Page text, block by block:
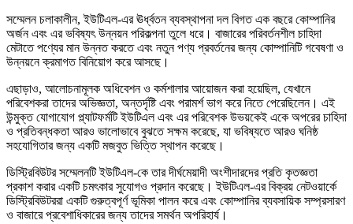
সম্মেলন চলাকালীন, ইউটিএল-এর ঊর্ধ্বতন ব্যবস্থাপনা দল বিগত এক বছরে কোম্পানির
অর্জন এবং এর ভবিষ্যৎ উন্নয়ন পরিকল্পনা তুলে ধরে। বাজারের পরিবর্তনশীল চাহিদা
মেটাতে পণ্যের মান উন্নত করতে এবং নতুন পণ্য প্রবর্তনের জন্য কোম্পানিটি গবেষণা ও
উন্নয়নে ক্রমাগত বিনিয়োগ করে আসছে।
এছাড়াও, আলোচনামূলক অধিবেশন ও কর্মশালার আয়োজন করা হয়েছিল, যেখানে
পরিবেশকরা তাদের অভিজ্ঞতা, অন্তর্দৃষ্টি এবং পরামর্শ ভাগ করে নিতে পেরেছিলেন। এই
উন্মুক্ত যোগাযোগ প্ল্যাটফর্মটি ইউটিএল এবং এর পরিবেশক উভয়কেই একে অপরের চাহিদা
ও প্রতিবন্ধকতা আরও ভালোভাবে বুঝতে সক্ষম করেছে, যা ভবিষ্যতে আরও ঘনিষ্ঠ
সহযোগিতার জন্য একটি মজবুত ভিত্তি স্থাপন করেছে।
ডিস্ট্রিবিউটর সম্মেলনটি ইউটিএল-কে তার দীর্ঘমেয়াদী অংশীদারদের প্রতি কৃতজ্ঞতা
প্রকাশ করার একটি চমৎকার সুযোগও প্রদান করেছে। ইউটিএল-এর বিক্রয় নেটওয়ার্কে
ডিস্ট্রিবিউটররা একটি গুরুত্বপূর্ণ ভূমিকা পালন করে এবং কোম্পানির ব্যবসায়িক সম্প্রসারণ
ও বাজারে প্রবেশাধিকারের জন্য তাদের সমর্থন অপরিহার্য।